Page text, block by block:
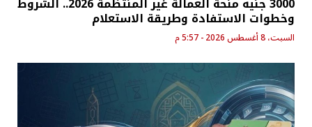
وخطوات الاستفادة وطريقة الاستعلام
السبت، 8 أغسطس 2026 - 5:57 م